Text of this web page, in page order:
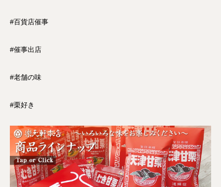
#百貨店催事
#催事出店
#老舗の味
#栗好き